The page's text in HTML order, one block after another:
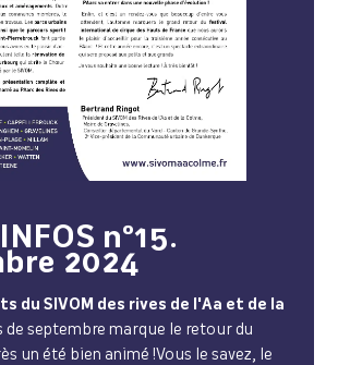
n°15.
2024
du SIVOM des rives de l'Aa et de la
de septembre marque le retour du
un été bien animé !Vous le savez, le